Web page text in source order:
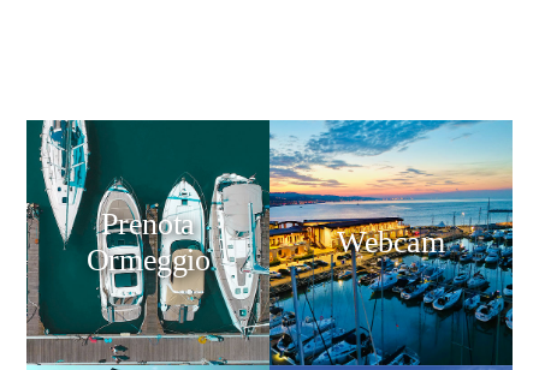
Prenota
Ormeggio
Webcam